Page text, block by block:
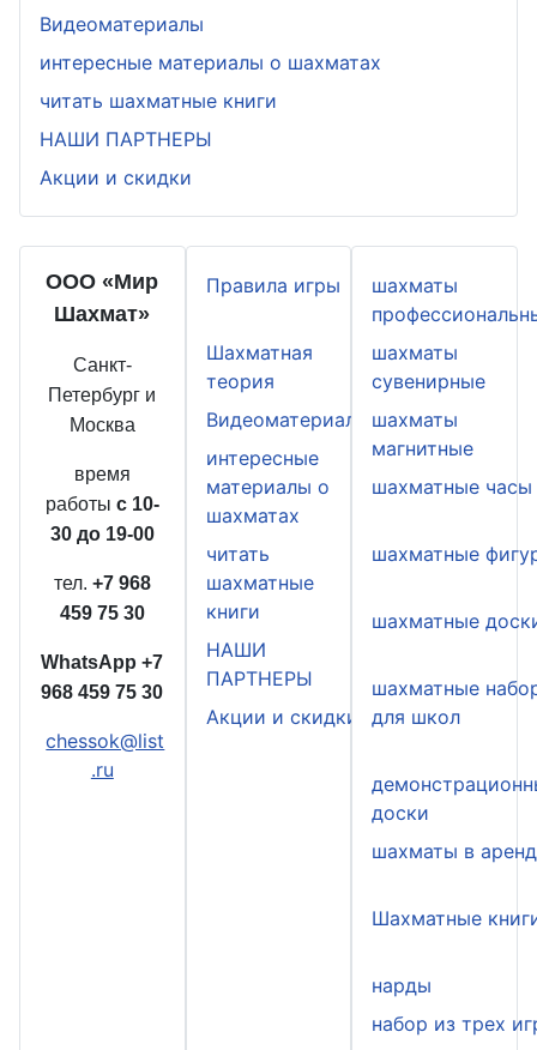
Видеоматериалы
интересные материалы о шахматах
читать шахматные книги
НАШИ ПАРТНЕРЫ
Акции и скидки
ООО «Мир
Шахмат»
Санкт-
Петербург и
Москва
время
работы с 10-
30 до 19-00
тел. +7 968
459 75 30
WhatsApp+7
968 459 75 30
chessok@list
.ru
Правила игры
Шахматная
теория
Видеоматериалы
интересные
материалы о
шахматах
читать
шахматные
книги
НАШИ
ПАРТНЕРЫ
Акции и скидки
шахматы
шахматы
сувенирные
шахматы
магнитные
шахматные часы
шахматные
шахматные
шахматные
для школ
доски
шахматы в
Шахматные
нарды
набор из трех